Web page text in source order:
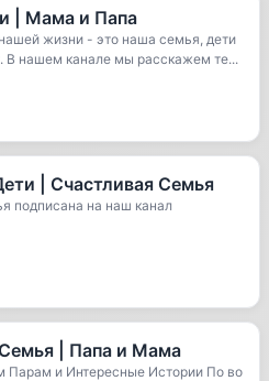
| Мама и Папа
жизни - это наша семья, дети
В нашем канале мы расскажем те...
| Счастливая Семья
подписана на наш канал
| Папа и Мама
и Интересные Истории По во